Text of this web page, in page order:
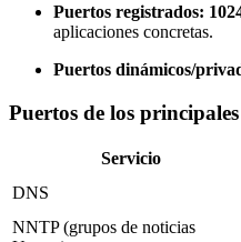
Puertos registrados:
aplicaciones concretas.
Puertos dinámicos/
Puertos de los
Servicio
DNS
NNTP (grupos de noticias